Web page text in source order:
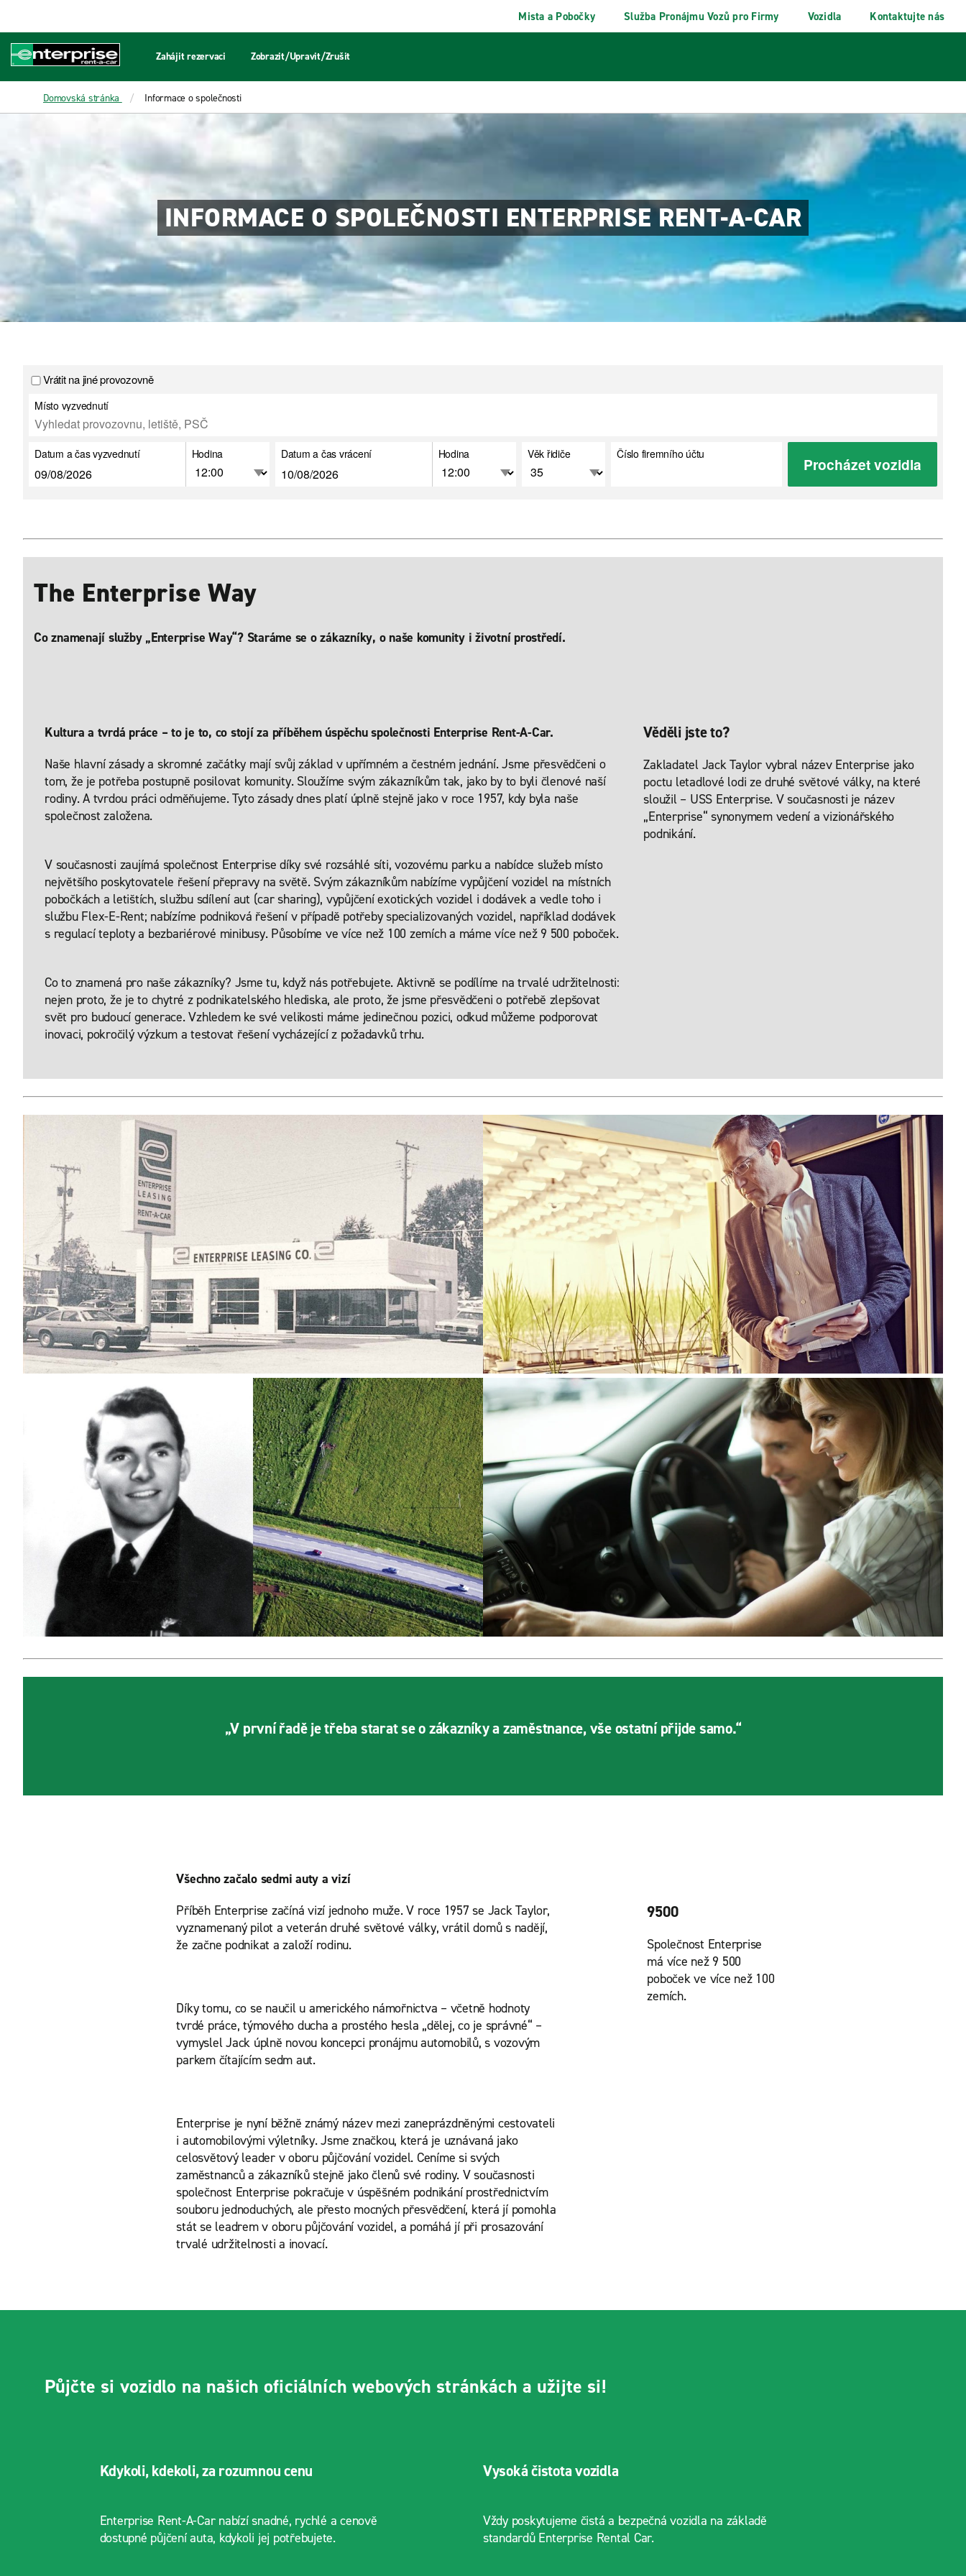
Mista a Pobočky Služba Pronájmu Vozů pro Firmy Vozidla Kontaktujte nás
Zahájit rezervaci Zobrazit/Upravit/Zrušit
Domovská stránka Informace o společnosti
INFORMACE O SPOLEČNOSTI ENTERPRISE RENT-A-CAR
Vrátit na jiné provozovně
Místo vyzvednutí
Datum a čas vyzvednutí Hodina Datum a čas vrácení Hodina Věk řidiče Číslo firemního účtu
Procházet vozidla
The Enterprise Way
Co znamenají služby „Enterprise Way“? Staráme se o zákazníky, o naše komunity i životní prostředí.
Kultura a tvrdá práce – to je to, co stojí za příběhem úspěchu společnosti Enterprise Rent-A-Car.
Naše hlavní zásady a skromné začátky mají svůj základ v upřímném a čestném jednání. Jsme přesvědčeni o
tom, že je potřeba postupně posilovat komunity. Sloužíme svým zákazníkům tak, jako by to byli členové naší
rodiny. A tvrdou práci odměňujeme. Tyto zásady dnes platí úplně stejně jako v roce 1957, kdy byla naše
společnost založena.
V současnosti zaujímá společnost Enterprise díky své rozsáhlé síti, vozovému parku a nabídce služeb místo
největšího poskytovatele řešení přepravy na světě. Svým zákazníkům nabízíme vypůjčení vozidel na místních
pobočkách a letištích, službu sdílení aut (car sharing), vypůjčení exotických vozidel i dodávek a vedle toho i
službu Flex-E-Rent; nabízíme podniková řešení v případě potřeby specializovaných vozidel, například dodávek
s regulací teploty a bezbariérové minibusy. Působíme ve více než 100 zemích a máme více než 9 500 poboček.
Co to znamená pro naše zákazníky? Jsme tu, když nás potřebujete. Aktivně se podílíme na trvalé udržitelnosti:
nejen proto, že je to chytré z podnikatelského hlediska, ale proto, že jsme přesvědčeni o potřebě zlepšovat
svět pro budoucí generace. Vzhledem ke své velikosti máme jedinečnou pozici, odkud můžeme podporovat
inovaci, pokročilý výzkum a testovat řešení vycházející z požadavků trhu.
Věděli jste to?
Zakladatel Jack Taylor vybral název Enterprise jako
poctu letadlové lodi ze druhé světové války, na které
sloužil – USS Enterprise. V současnosti je název
„Enterprise“ synonymem vedení a vizionářského
podnikání.
„V první řadě je třeba starat se o zákazníky a zaměstnance, vše ostatní přijde samo.“
Všechno začalo sedmi auty a vizí
Příběh Enterprise začíná vizí jednoho muže. V roce 1957 se Jack Taylor,
vyznamenaný pilot a veterán druhé světové války, vrátil domů s nadějí,
že začne podnikat a založí rodinu.
Díky tomu, co se naučil u amerického námořnictva – včetně hodnoty
tvrdé práce, týmového ducha a prostého hesla „dělej, co je správné“ –
vymyslel Jack úplně novou koncepci pronájmu automobilů, s vozovým
parkem čítajícím sedm aut.
Enterprise je nyní běžně známý název mezi zaneprázdněnými cestovateli
i automobilovými výletníky. Jsme značkou, která je uznávaná jako
celosvětový leader v oboru půjčování vozidel. Ceníme si svých
zaměstnanců a zákazníků stejně jako členů své rodiny. V současnosti
společnost Enterprise pokračuje v úspěšném podnikání prostřednictvím
souboru jednoduchých, ale přesto mocných přesvědčení, která jí pomohla
stát se leadrem v oboru půjčování vozidel, a pomáhá jí při prosazování
trvalé udržitelnosti a inovací.
9500
Společnost Enterprise
má více než 9 500
poboček ve více než 100
zemích.
Půjčte si vozidlo na našich oficiálních webových stránkách a užijte si!
Kdykoli, kdekoli, za rozumnou cenu
Enterprise Rent-A-Car nabízí snadné, rychlé a cenově
dostupné půjčení auta, kdykoli jej potřebujete.
Vysoká čistota vozidla
Vždy poskytujeme čistá a bezpečná vozidla na základě
standardů Enterprise Rental Car.